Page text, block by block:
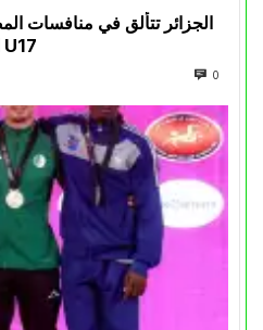
الجزائر تتألق في منافسات
الثاني في البطولة الإفريقية U17
0